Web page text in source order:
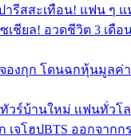
ารีสสะเทือน! แฟน ๆ
เชียล! อวดชีวิต 3 เดื
องกุก โดนฉกหุ้นมูลค่
วร์บ้านใหม่ เเฟนทั่วโ
เจโฮปBTS ออกจากก